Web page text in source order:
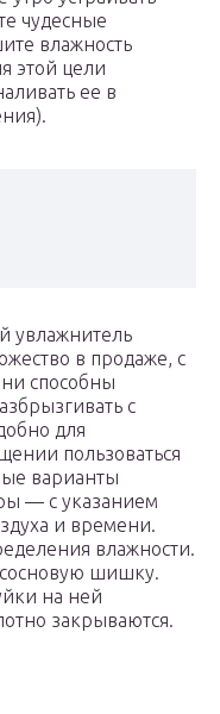
чудесные
влажность
этой цели
ее в
увлажнитель
в продаже, с
способны
с
для
пользоваться
варианты
— с указанием
и времени.
влажности.
шишку.
на ней
закрываются.